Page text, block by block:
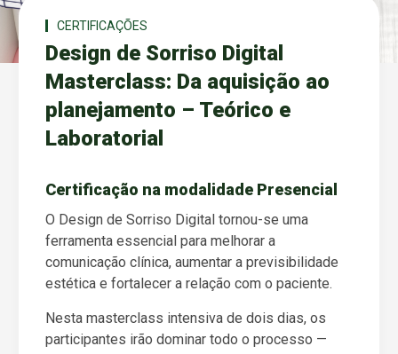
CERTIFICAÇÕES
Design de Sorriso Digital
Masterclass: Da aquisição ao
planejamento – Teórico e
Laboratorial
Certificação na modalidade Presencial
O Design de Sorriso Digital tornou-se uma
ferramenta essencial para melhorar a
comunicação clínica, aumentar a previsibilidade
estética e fortalecer a relação com o paciente.
Nesta masterclass intensiva de dois dias, os
participantes irão dominar todo o processo —